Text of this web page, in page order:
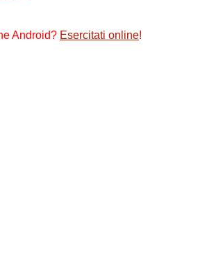
Android? Esercitati online!